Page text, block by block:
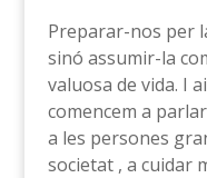
Preparar-nos per
sinó assumir-la
valuosa de vida. I
comencem a
a les persones
societat , a cuidar